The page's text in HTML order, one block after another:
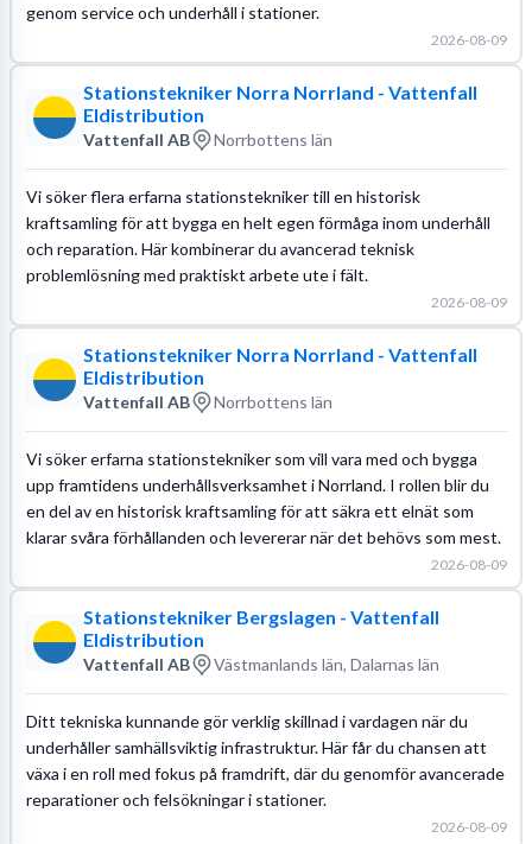
genom service och underhåll i stationer.
2026-08-09
Stationstekniker Norra Norrland - Vattenfall
Eldistribution
Vattenfall AB Norrbottens län
Vi söker flera erfarna stationstekniker till en historisk
kraftsamling för att bygga en helt egen förmåga inom underhåll
och reparation. Här kombinerar du avancerad teknisk
problemlösning med praktiskt arbete ute i fält.
2026-08-09
Stationstekniker Norra Norrland - Vattenfall
Eldistribution
Vattenfall AB Norrbottens län
Vi söker erfarna stationstekniker som vill vara med och bygga
upp framtidens underhållsverksamhet i Norrland. I rollen blir du
en del av en historisk kraftsamling för att säkra ett elnät som
klarar svåra förhållanden och levererar när det behövs som mest.
2026-08-09
Stationstekniker Bergslagen - Vattenfall
Eldistribution
Vattenfall AB Västmanlands län, Dalarnas län
Ditt tekniska kunnande gör verklig skillnad i vardagen när du
underhåller samhällsviktig infrastruktur. Här får du chansen att
växa i en roll med fokus på framdrift, där du genomför avancerade
reparationer och felsökningar i stationer.
2026-08-09